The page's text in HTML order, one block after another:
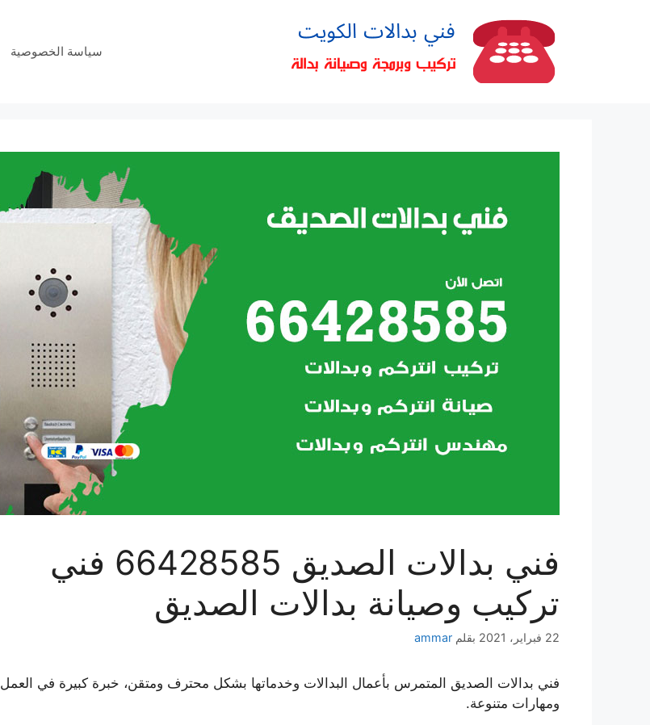
سياسة الخصوصية
فني بدالات الصديق 66428585 فني
تركيب وصيانة بدالات الصديق
22 فبراير، 2021 بقلم ammar
فني بدالات الصديق المتمرس بأعمال البدالات وخدماتها بشكل محترف ومتقن، خبرة كبيرة في العمل
ومهارات متنوعة.